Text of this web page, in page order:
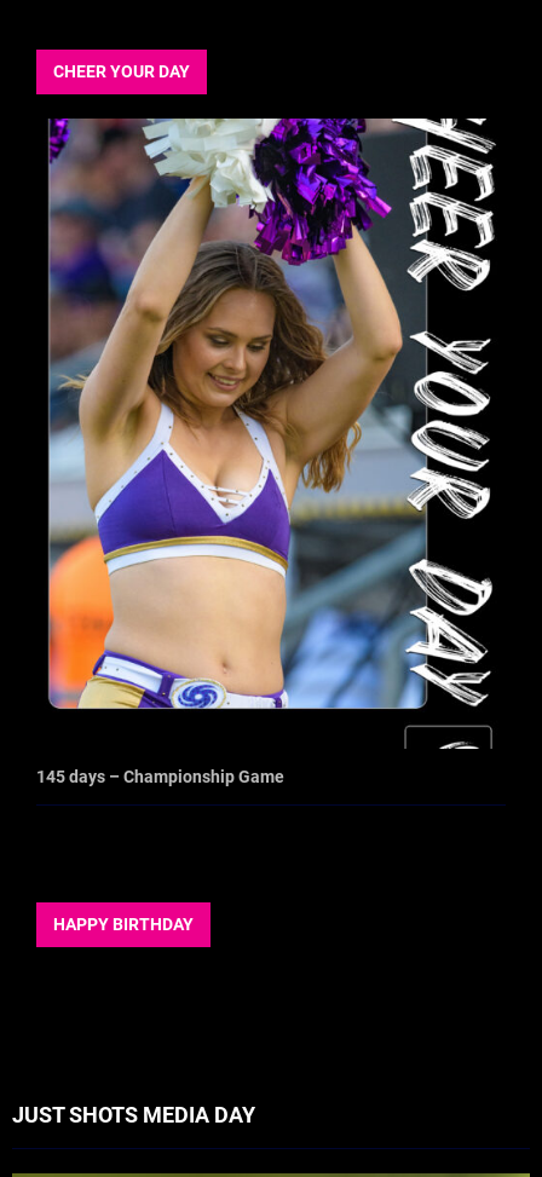
CHEER YOUR DAY
145 days – Championship Game
HAPPY BIRTHDAY
JUST SHOTS MEDIA DAY